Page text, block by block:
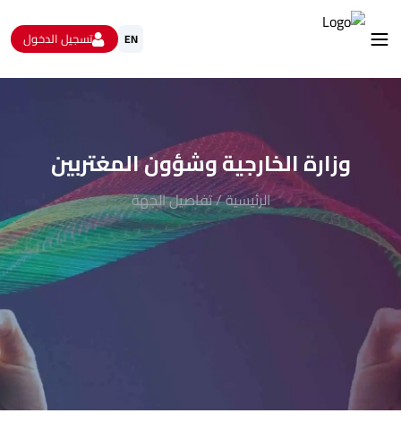
EN تسجيل الدخول
الاستبيانات و استطلاعات الرأي
من نحن
تواصل معنا
وزارة الخارجية وشؤون المغتربين
الرئيسية/تفاصيل الجهة